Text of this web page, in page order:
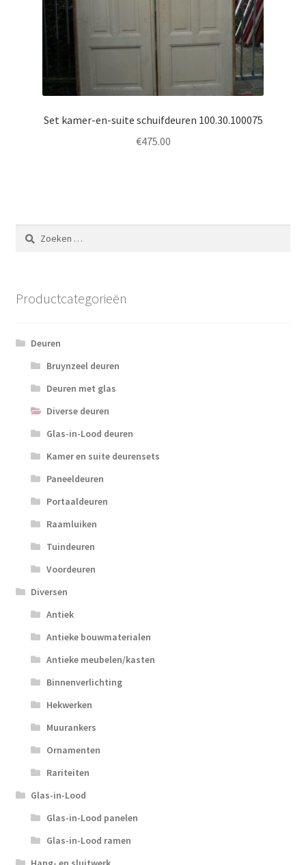
Set kamer-en-suite schuifdeuren 100.30.100075
€475.00
Zoeken
naar:
Productcategorieën
Deuren
Bruynzeel deuren
Deuren met glas
Diverse deuren
Glas-in-Lood deuren
Kamer en suite deurensets
Paneeldeuren
Portaaldeuren
Raamluiken
Tuindeuren
Voordeuren
Diversen
Antiek
Antieke bouwmaterialen
Antieke meubelen/kasten
Binnenverlichting
Hekwerken
Muurankers
Ornamenten
Rariteiten
Glas-in-Lood
Glas-in-Lood panelen
Glas-in-Lood ramen